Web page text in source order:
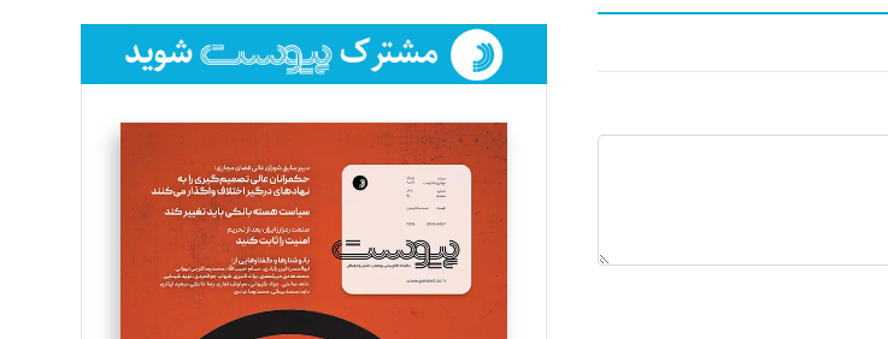
فائزه فتحی رستمی
تحریریه
سروش کرمیان
تحریریه
مینا پاکدل